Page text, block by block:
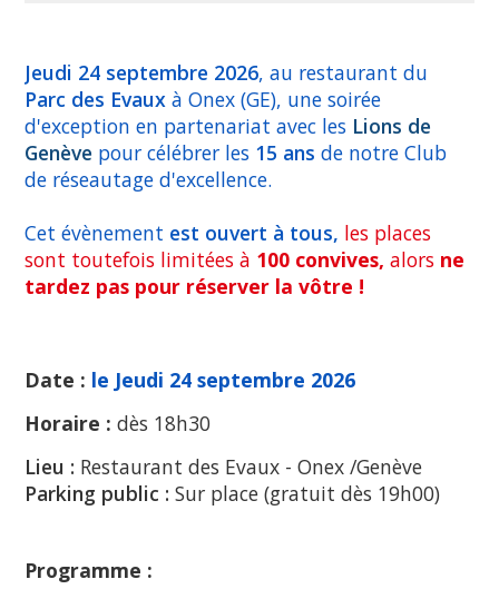
Jeudi 24 septembre 2026, au restaurant du
Parc des Evauxà Onex (GE), une soirée
d'exception en partenariat avec les Lions de
Genève pour célébrer les 15 ans de notre Club
de réseautage d'excellence.
Cet évènement est ouvert à tous, les places
sont toutefois limitées à 100 convives, alors ne
tardez pas pour réserver la vôtre !
Date : le Jeudi 24 septembre 2026
Horaire :dès 18h30
Lieu : Restaurant des Evaux - Onex /Genève
Parking public :Sur place (gratuit dès 19h00)
Programme :